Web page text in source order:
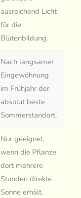
ausreichend Licht
für die
Blütenbildung.
Nach langsamer
Eingewöhnung
im Frühjahr der
absolut beste
Sommerstandort.
Nur geeignet,
wenn die Pflanze
dort mehrere
Stunden direkte
Sonne erhält.